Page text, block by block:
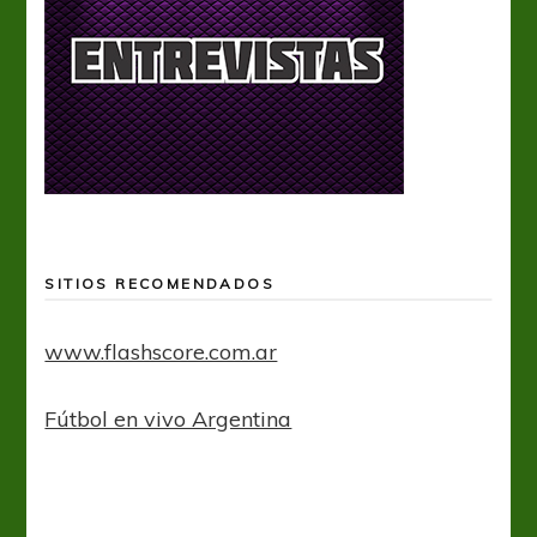
SITIOS RECOMENDADOS
www.flashscore.com.ar
Fútbol en vivo Argentina